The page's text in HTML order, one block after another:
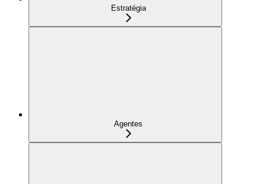
Estratégia
Agentes